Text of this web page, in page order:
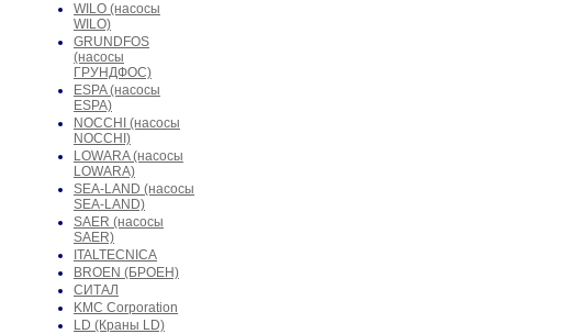
WILO (насосы
WILO)
GRUNDFOS
(насосы
ГРУНДФОС)
ESPA (насосы
ESPA)
NOCCHI (насосы
NOCCHI)
LOWARA (насосы
LOWARA)
SEA-LAND (насосы
SEA-LAND)
SAER (насосы
SAER)
ITALTECNICA
BROEN (БРОЕН)
СИТАЛ
KMC Corporation
LD (Краны LD)